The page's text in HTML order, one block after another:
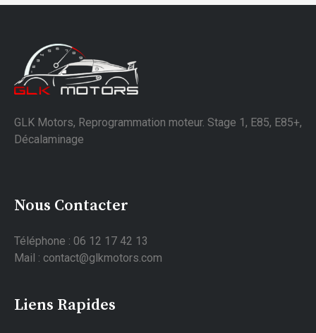
GLK Motors, Reprogrammation moteur. Stage 1, E85, E85+,
Décalaminage
Nous Contacter
Téléphone : 06 12 17 42 13
Mail : contact@glkmotors.com
Liens Rapides